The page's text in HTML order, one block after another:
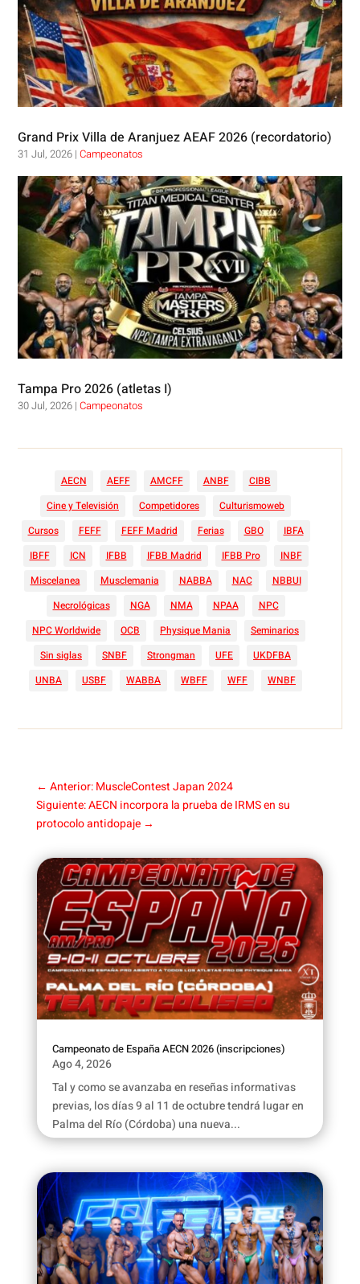
Grand Prix Villa de Aranjuez AEAF 2026 (recordatorio)
31 Jul, 2026 |Campeonatos
Tampa Pro 2026 (atletas I)
30 Jul, 2026 |Campeonatos
AECN AEFF AMCFF ANBF
CIBB
Cine y Televisión
Competidores
Culturismoweb
Cursos
FEFF FEFF Madrid Ferias GBO
IBFA
IBFF
ICN IFBB IFBB Madrid IFBB Pro
INBF
Miscelanea
Musclemania NABBA NAC
NBBUI
Necrológicas
NGA NMA NPAA
NPC
NPC Worldwide
OCB Physique Mania
Seminarios
Sin siglas
SNBF Strongman UFE
UKDFBA
UNBA
USBF WABBA WBFF WFF WNBF
← Anterior: MuscleContest Japan 2024
Siguiente: AECN incorpora la prueba de IRMS en su
protocolo antidopaje→
Campeonato de España AECN 2026 (inscripciones)
Ago 4, 2026
Tal y como se avanzaba en reseñas informativas
previas, los días 9 al 11 de octubre tendrá lugar en
Palma del Río (Córdoba) una nueva...